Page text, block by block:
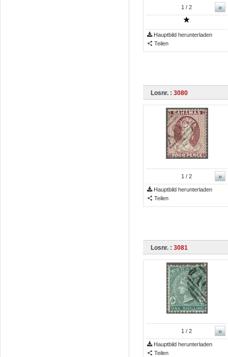
»
1 / 2
Hauptbild herunterladen
Teilen
Losnr. : 3080
»
1 / 2
Hauptbild herunterladen
Teilen
Losnr. : 3081
»
1 / 2
Hauptbild herunterladen
Teilen